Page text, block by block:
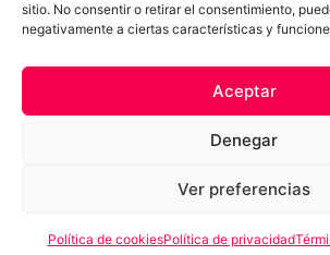
sitio. No consentir o retirar el consentimiento,
negativamente a ciertas características y
Aceptar
Denegar
Ver preferencias
Política de cookiesPolítica de privacidad
Política de cookies
Términos y Condiciones
Aviso
Compromiso Ético con la IA
Propiedad